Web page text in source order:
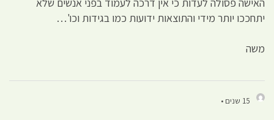
יתחככו יותר מידי והתוצאות ידועות כמו בגידות וכו'…
משה
15 שנים •